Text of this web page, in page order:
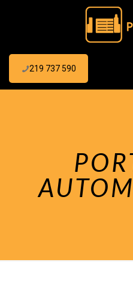
219 737 590